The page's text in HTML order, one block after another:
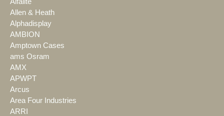
Allen & Heath
Alphadisplay
AMBION
Amptown Cases
ams Osram
AMX
APWPT
Arcus
Area Four Industries
ARRI